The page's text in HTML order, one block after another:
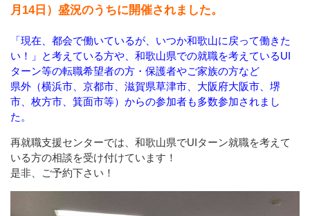
月14日）盛況のうちに開催されました。
「現在、都会で働いているが、いつか和歌山に戻って働きた
い！」と考えている方や、 和歌山県での就職を考えているUI
ターン等の転職希望者の方・保護者やご家族の方など
県外（横浜市、京都市、滋賀県草津市、大阪府大阪市、堺
市、枚方市、箕面市等）からの参加者も多数参加されまし
た。
再就職支援センターでは、和歌山県でUIターン就職を考えて
いる方の相談を受け付けています！
是非、ご予約下さい！